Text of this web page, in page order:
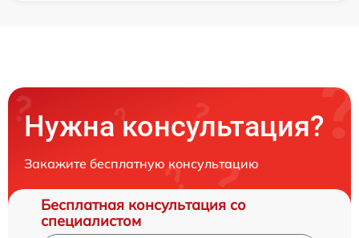
Нужна консультация?
Закажите бесплатную консультацию
Бесплатная консультация со
специалистом